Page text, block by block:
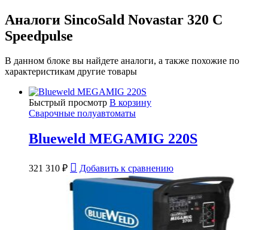
Аналоги SincoSald Novastar 320 C
Speedpulse
В данном блоке вы найдете аналоги, а также похожие по
характеристикам другие товары
Быстрый просмотр В корзину
Сварочные полуавтоматы
Blueweld MEGAMIG 220S
321 310 ₽ Добавить к сравнению